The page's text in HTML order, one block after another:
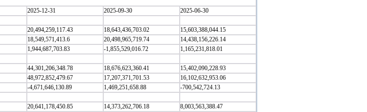
2025-12-31 2025-09-30
2025-06-30
20,494,259,117.43 18,643,436,703.02
15,603,388,044.15
18,549,571,413.6 20,498,965,719.74
14,438,156,226.14
1,944,687,703.83 -1,855,529,016.72
1,165,231,818.01
44,301,206,348.78 18,676,623,360.41
15,402,090,228.93
48,972,852,479.67 17,207,371,701.53
16,102,632,953.06
-4,671,646,130.89 1,469,251,658.88
-700,542,724.13
20,641,178,450.85 14,373,262,706.18
8,003,563,388.47